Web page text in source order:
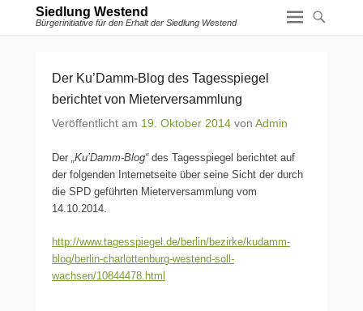
Siedlung Westend
Bürgerinitiative für den Erhalt der Siedlung Westend
Der Ku’Damm-Blog des Tagesspiegel
berichtet von Mieterversammlung
Veröffentlicht am 19. Oktober 2014 von Admin
Der „Ku’Damm-Blog“des Tagesspiegel berichtet auf
der folgenden Internetseite über seine Sicht der durch
die SPD geführten Mieterversammlung vom
14.10.2014.
http://www.tagesspiegel.de/berlin/bezirke/kudamm-
blog/berlin-charlottenburg-westend-soll-
wachsen/10844478.html